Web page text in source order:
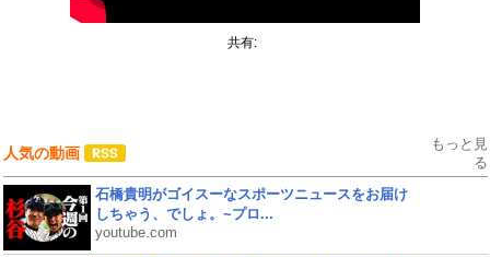
共有:
人気の動画
もっと見
る
石橋貴明がゴイスーなスポーツニュースをお届け
しちゃう、でしょ。~プロ...
youtube.com